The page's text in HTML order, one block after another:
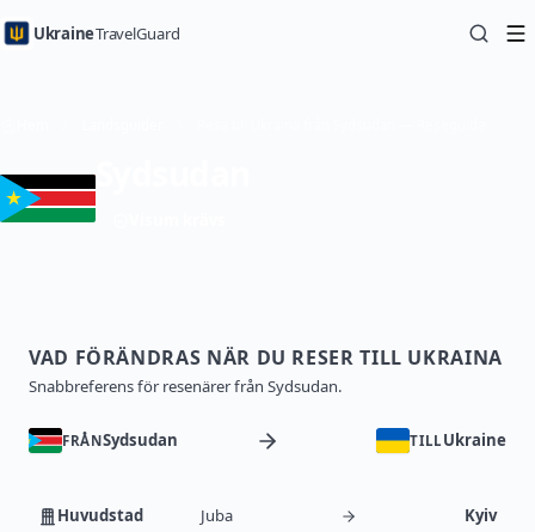
UkraineTravelGuard
VAD FÖRÄNDRAS NÄR DU RESER TILL UKRAINA
Snabbreferens för resenärer från Sydsudan.
FRÅNSydsudan TILL Ukraine
Huvudstad Juba Kyiv